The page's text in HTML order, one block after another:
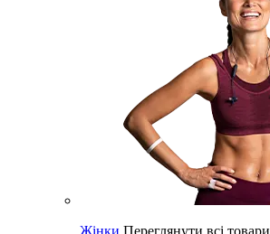
Жінки Переглянути всі товари